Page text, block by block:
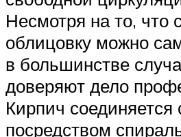
Несмотря на то, что
облицовку можно
в большинстве
доверяют дело
Кирпич соединяется
посредством